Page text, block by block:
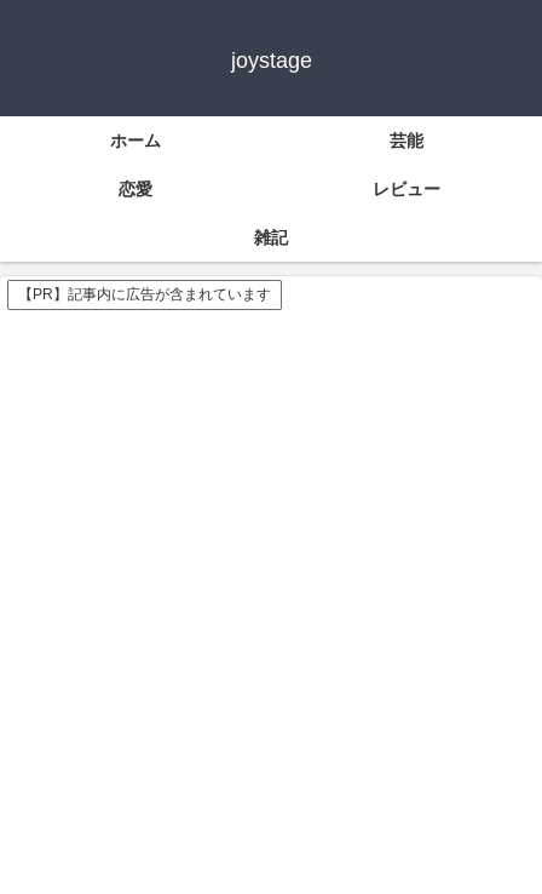
joystage
ホーム 芸能
恋愛 レビュー
雑記
【PR】記事内に広告が含まれています